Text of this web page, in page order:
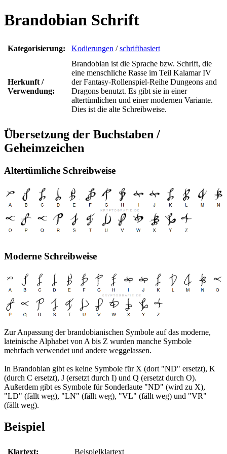
Brandobian Schrift
Kategorisierung: Kodierungen /schriftbasiert
Herkunft /
Verwendung:
Brandobian ist die Sprache bzw. Schrift, die
eine menschliche Rasse im Teil Kalamar IV
der Fantasy-Rollenspiel-Reihe Dungeons and
Dragons benutzt. Es gibt sie in einer
altertümlichen und einer modernen Variante.
Dies ist die alte Schreibweise.
Übersetzung der Buchstaben /
Geheimzeichen
Altertümliche Schreibweise
Moderne Schreibweise
Zur Anpassung der brandobianischen Symbole auf das moderne,
lateinische Alphabet von A bis Z wurden manche Symbole
mehrfach verwendet und andere weggelassen.
In Brandobian gibt es keine Symbole für X (dort "ND" ersetzt), K
(durch C ersetzt), J (ersetzt durch I) und Q (ersetzt durch O).
Außerdem gibt es Symbole für Sonderlaute "ND" (wird zu X),
"LD" (fällt weg), "LN" (fällt weg), "VL" (fällt weg) und "VR"
(fällt weg).
Beispiel
Klartext: Beispielklartext